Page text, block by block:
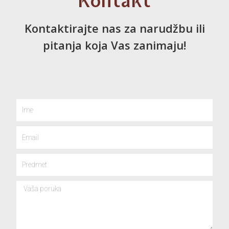
Kontaktirajte nas za narudžbu ili
pitanja koja Vas zanimaju!